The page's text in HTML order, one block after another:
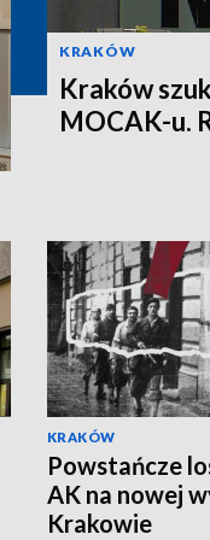
KRAKÓW
Kraków
MOCAK-u.
KRAKÓW
Powstańcze
AK na nowej
Krakowie